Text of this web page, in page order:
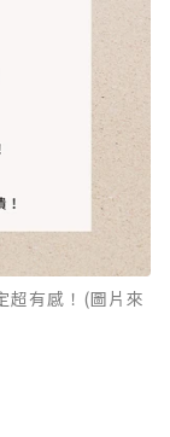
超有感！(圖片來